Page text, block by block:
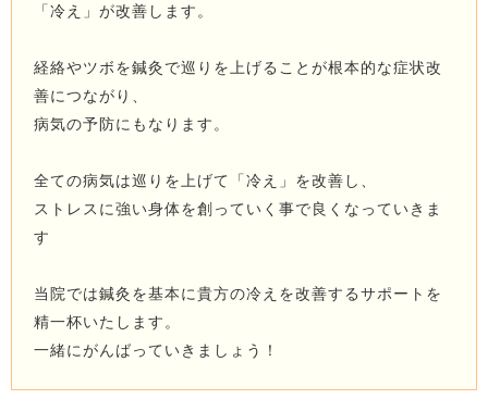
「冷え」が改善します。
経絡やツボを鍼灸で巡りを上げることが根本的な症状改
善につながり、
病気の予防にもなります。
全ての病気は巡りを上げて「冷え」を改善し、
ストレスに強い身体を創っていく事で良くなっていきま
す
当院では鍼灸を基本に貴方の冷えを改善するサポートを
精一杯いたします。
一緒にがんばっていきましょう！